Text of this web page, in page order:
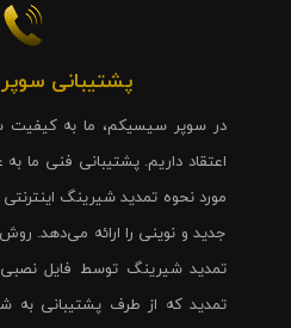
پشتیبانی
در سوپر سیسیکم، ما به کیفیت
اعتقاد داریم. پشتیبانی فنی ما
مورد نحوه تمدید شیرینگ
جدید و نوینی را ارائه می‌دهد.
تمدید شیرینگ توسط فایل
تمدید که از طرف پشتیبانی به